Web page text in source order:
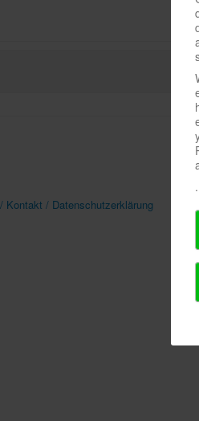
Kontakt / Datenschutzerklärung
.